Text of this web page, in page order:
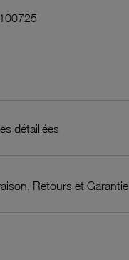
détaillées
Retours et Garantie